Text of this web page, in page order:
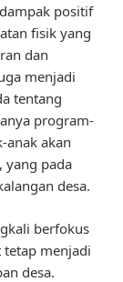
positif
fisik yang
dan
menjadi
tentang
program-
anak akan
yang pada
desa.
berfokus
tetap menjadi
desa.